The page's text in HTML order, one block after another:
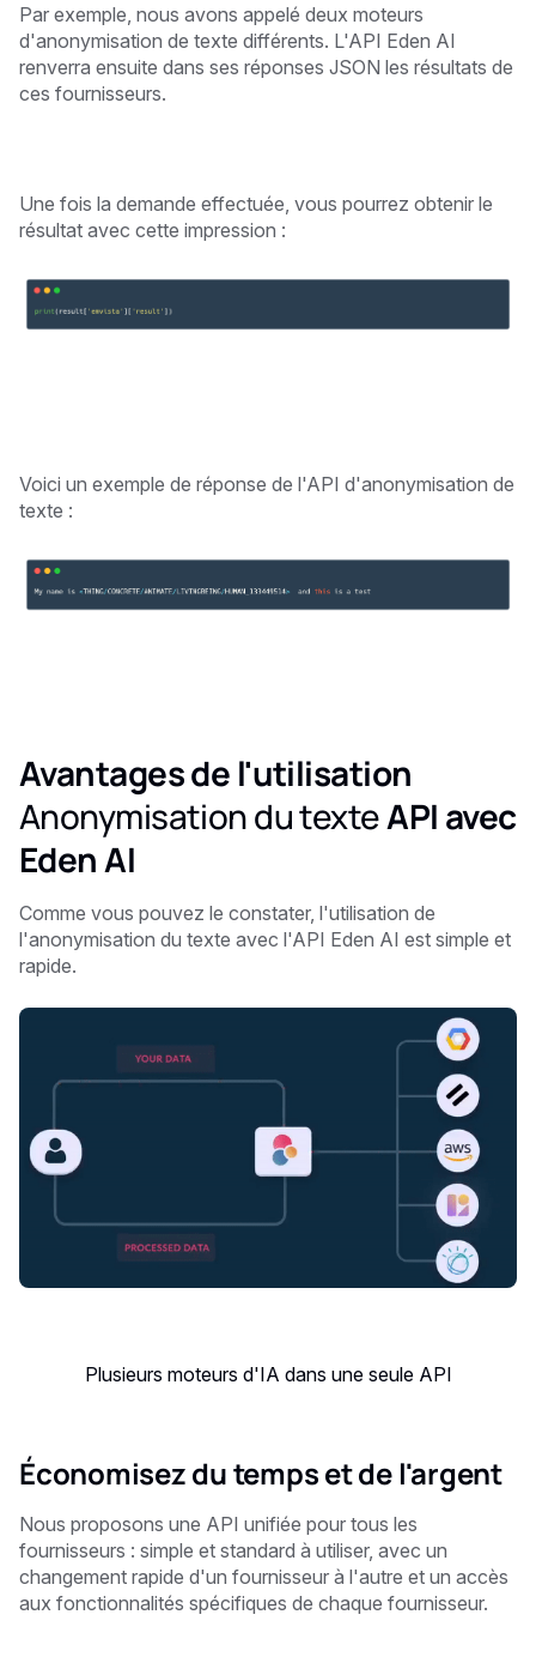
Par exemple, nous avons appelé deux moteurs
d'anonymisation de texte différents. L'API Eden AI
renverra ensuite dans ses réponses JSON les résultats de
ces fournisseurs.
Une fois la demande effectuée, vous pourrez obtenir le
résultat avec cette impression :
Voici un exemple de réponse de l'API d'anonymisation de
texte :
Avantages de l'utilisation
Anonymisation du texteAPI avec
Eden AI
Comme vous pouvez le constater, l'utilisation de
l'anonymisation du texte avec l'API Eden AI est simple et
rapide.
Plusieurs moteurs d'IA dans une seule API
Économisez du temps et de l'argent
Nous proposons une API unifiée pour tous les
fournisseurs : simple et standard à utiliser, avec un
changement rapide d'un fournisseur à l'autre et un accès
aux fonctionnalités spécifiques de chaque fournisseur.